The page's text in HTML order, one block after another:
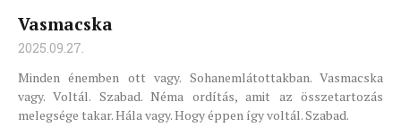
Vasmacska
2025.09.27.
Minden énemben ott vagy. Sohanemlátottakban. Vasmacska
vagy. Voltál. Szabad. Néma ordítás, amit az összetartozás
melegsége takar. Hála vagy. Hogy éppen így voltál. Szabad.